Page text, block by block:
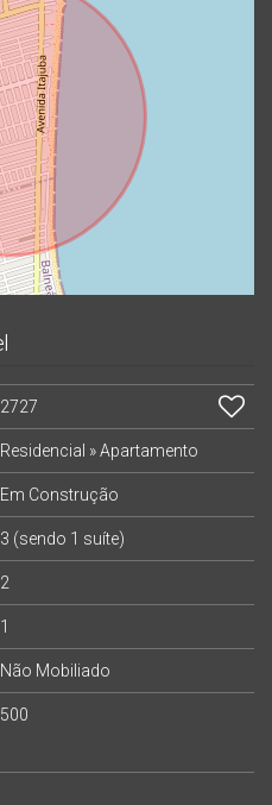
2727
Residencial »Apartamento
Em Construção
3 (sendo 1 suíte)
2
1
Não Mobiliado
500